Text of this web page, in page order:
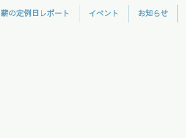
薪の定例日レポート イベント お知らせ